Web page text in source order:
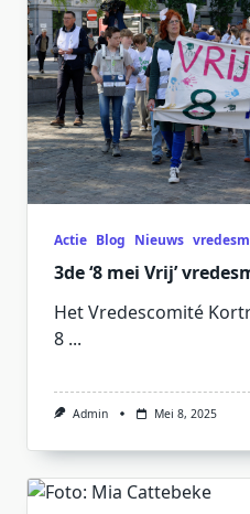
Actie Blog Nieuws
3de ‘8 mei Vrij’
Het Vredescomité
8 ...
Admin Mei 8, 2025